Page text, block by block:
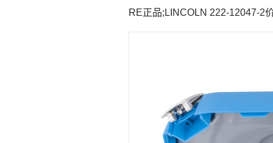
RE正品;LINCOLN 222-12047-2